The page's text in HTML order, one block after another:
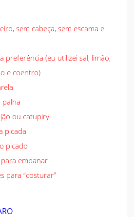
sem cabeça, sem escama e
preferência (eu utilizei sal, limão,
e coentro)
palha
ou catupiry
picada
picado
empanar
para “costurar”